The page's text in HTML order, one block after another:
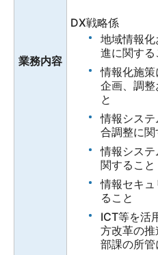
業務内容
DX戦略係
地域情報
進に関する
情報化施策
企画、調整
と
情報シス
合調整に関
情報シス
関すること
情報セキ
ること
ICT等を活
方改革の
部課の所管